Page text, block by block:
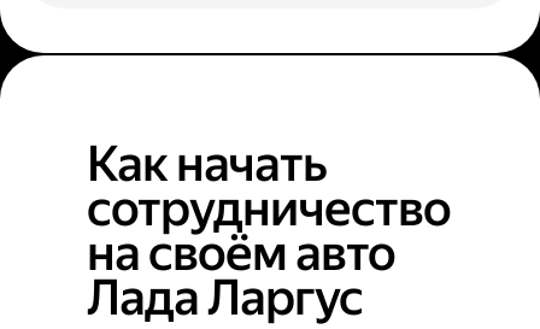
Как начать
сотрудничество
на своём авто
Лада Ларгус